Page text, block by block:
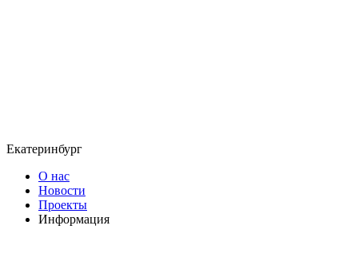
Екатеринбург
О нас
Новости
Проекты
Информация